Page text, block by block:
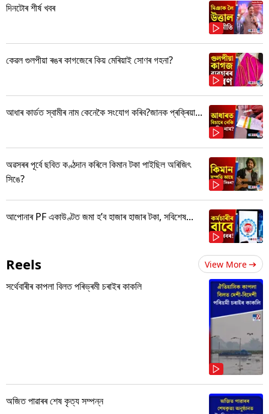
দিনটোৰ শীৰ্ষ খবৰ
কেৱল গুলপীয়া ৰঙৰ কাগজেৰে কিয় মেৰিয়াই সোণৰ গহনা?
আধাৰ কাৰ্ডত স্বামীৰ নাম কেনেকৈ সংযোগ কৰিব?জানক প্ৰক্ৰিয়া...
অৱসৰৰ পূৰ্বে ছবিত কণ্ঠদান কৰিলে কিমান টকা পাইছিল অৰিজিৎ
সিঙে?
আপোনাৰ PF একাউণ্টত জমা হ’ব হাজাৰ হাজাৰ টকা, সবিশেষ...
Reels View More
সৰ্থেবাৰীৰ কাপলা বিলত পৰিভ্ৰমী চৰাইৰ কাকলি
অজিত পাৱাৰৰ শেষ কৃত্য সম্পন্ন